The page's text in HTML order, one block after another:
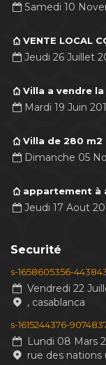
Samedi 10
VENTE LOCAL
Jeudi 26 Juillet
Villa a vendre
Mardi 19 Juin
Villa de 280 m2
Dimanche 05
appartement à
Jeudi 17 Aout
Securité
s-1658605356-
Vendredi 22
, casablanca
s-1615244376-
Lundi 08 Mars
rue des